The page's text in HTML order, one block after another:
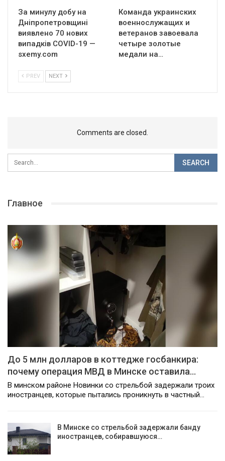
За минулу добу на
Дніпропетровщині
виявлено 70 нових
випадків COVID-19 —
sxemy.com
Команда украинских
военнослужащих и
ветеранов завоевала
четыре золотые
медали на…
PREV NEXT
Comments are closed.
Главное
До 5 млн долларов в коттедже госбанкира:
почему операция МВД в Минске оставила…
В минском районе Новинки со стрельбой задержали троих
иностранцев, которые пытались проникнуть в частный…
В Минске со стрельбой задержали банду
иностранцев, собиравшуюся…